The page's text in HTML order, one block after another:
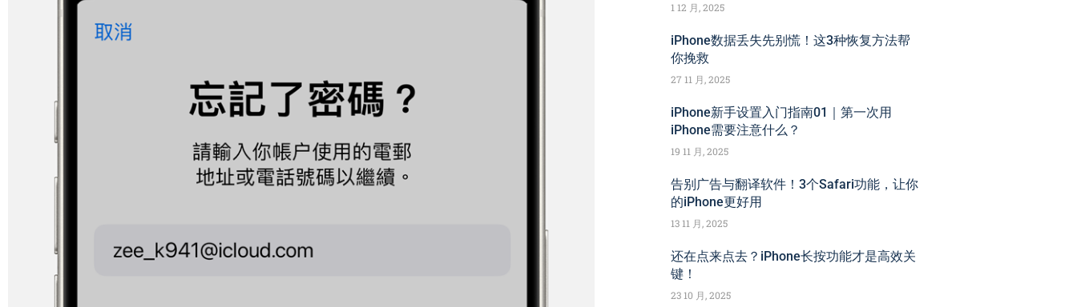
1 12 月, 2025
iPhone数据丢失先别慌！这3种恢复方法帮
你挽救
27 11 月, 2025
iPhone新手设置入门指南01｜第一次用
iPhone需要注意什么？
19 11 月, 2025
告别广告与翻译软件！3个Safari功能，让你
的iPhone更好用
13 11 月, 2025
还在点来点去？iPhone长按功能才是高效关
键！
23 10 月, 2025